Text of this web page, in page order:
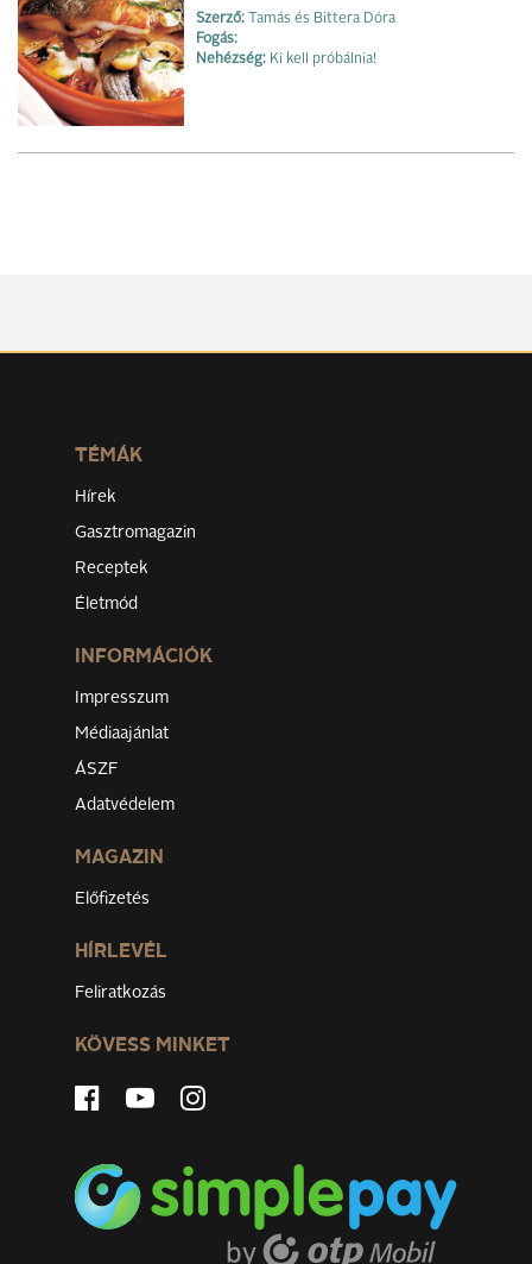
Szerző: Tamás és Bittera Dóra
Fogás:
Nehézség: Ki kell próbálnia!
TÉMÁK
Hírek
Gasztromagazin
Receptek
Életmód
INFORMÁCIÓK
Impresszum
Médiaajánlat
ÁSZF
Adatvédelem
MAGAZIN
Előfizetés
HÍRLEVÉL
Feliratkozás
KÖVESS MINKET